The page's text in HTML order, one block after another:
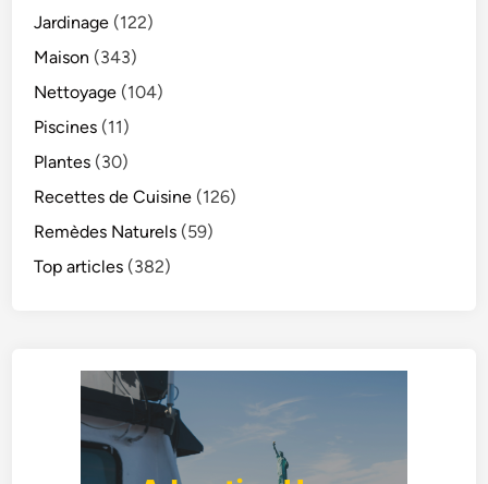
Jardinage (122)
Maison (343)
Nettoyage (104)
Piscines (11)
Plantes (30)
Recettes de Cuisine (126)
Remèdes Naturels (59)
Top articles (382)